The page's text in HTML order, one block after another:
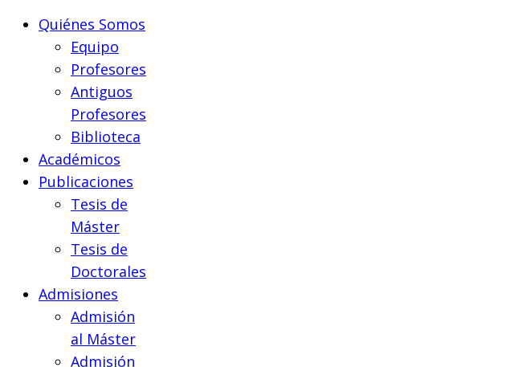
Quiénes Somos
Equipo
Profesores
Antiguos
Profesores
Biblioteca
Académicos
Publicaciones
Tesis de
Máster
Tesis de
Doctorales
Admisiones
Admisión
al Máster
Admisión